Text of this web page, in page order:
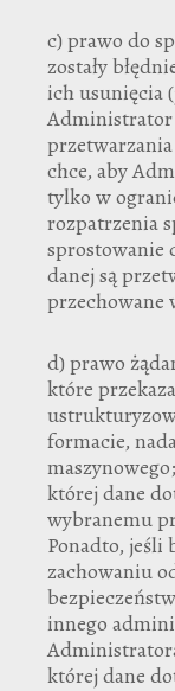
c) prawo do
zostały
ich usunięcia
Administrator
chce, aby
tylko w
rozpatrzenia
sprostowanie
danej są
przechowane
d) prawo
które
formacie,
której dane
wybranemu
Ponadto, jeśli
zachowaniu
innego
której dane